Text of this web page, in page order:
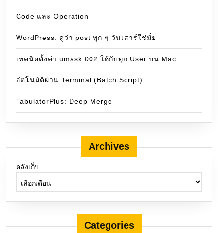
Code และ Operation
WordPress: ดูว่า post ทุก ๆ วันเสาร์ใช่มั๋ย
เทคนิคตั้งค่า umask 002 ให้กับทุก User บน Mac
อัตโนมัติผ่าน Terminal (Batch Script)
TabulatorPlus: Deep Merge
Archives
คลังเก็บ
Categories